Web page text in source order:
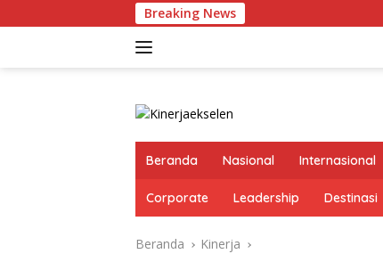
ke
Breaking News
Beranda Nasional Internasional
Corporate Leadership Destinasi
Beranda Kinerja